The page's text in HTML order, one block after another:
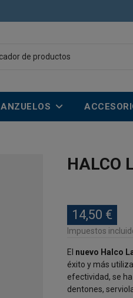
ANZUELOS
HALCO
14,50 €
Impuestos
El nuevo Halco
éxito y más
efectividad, se
dentones,